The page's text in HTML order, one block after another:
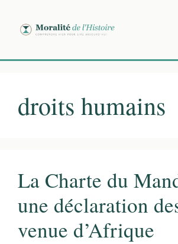
contenu
droits humains
La Charte du
une déclaration
venue d’Afrique